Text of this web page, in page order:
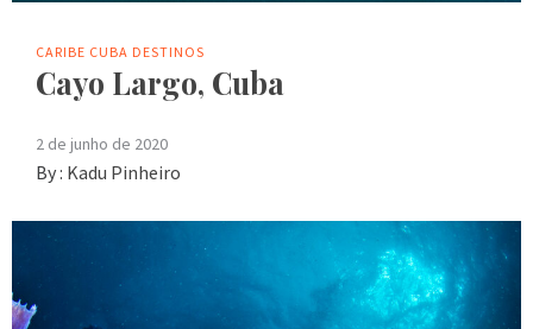
CARIBE CUBA DESTINOS
Cayo Largo, Cuba
2 de junho de 2020
By : Kadu Pinheiro